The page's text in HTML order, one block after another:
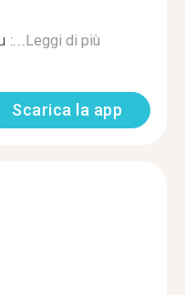
:...Leggi di più
Scarica la app